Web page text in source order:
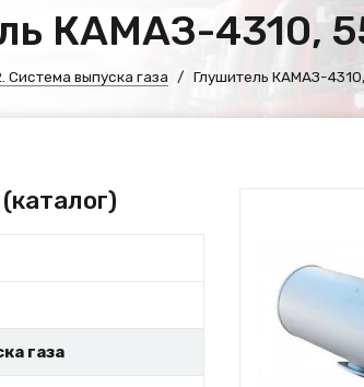
КАМАЗ-4310,
Система выпуска газа Глушитель КАМАЗ-
газа